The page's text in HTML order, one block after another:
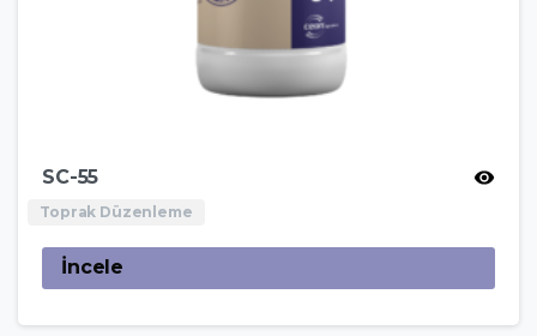
SC-55
Toprak Düzenleme
İncele